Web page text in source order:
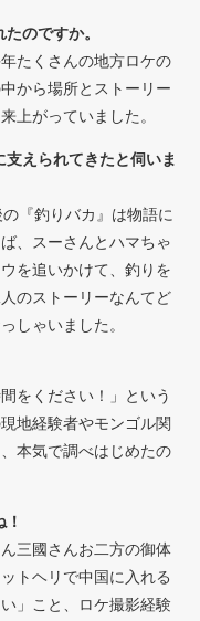
のですか。
たくさんの地方ロケの
から場所とストーリー
上がっていました。
えられてきたと伺いま
『釣りバカ』は物語に
、スーさんとハマちゃ
を追いかけて、釣りを
のストーリーなんてど
しゃいました。
をください！」という
地経験者やモンゴル関
本気で調べはじめたの
三國さんお二方の御体
トヘリで中国に入れる
」こと、ロケ撮影経験